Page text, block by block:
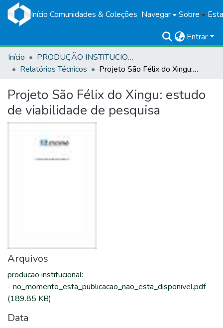
Início Comunidades & Coleções Navegar Sobre
Entrar
Início
PRODUÇÃO INSTITUCIONAL
Relatórios Técnicos
Projeto São Félix do Xingu: estudo de viabilidade de pesquisa
Projeto São Félix do Xingu: estudo
de viabilidade de pesquisa
Arquivos
producao institucional:
- no_momento_esta_publicacao_nao_esta_disponivel.pdf
(189.85 KB)
Data